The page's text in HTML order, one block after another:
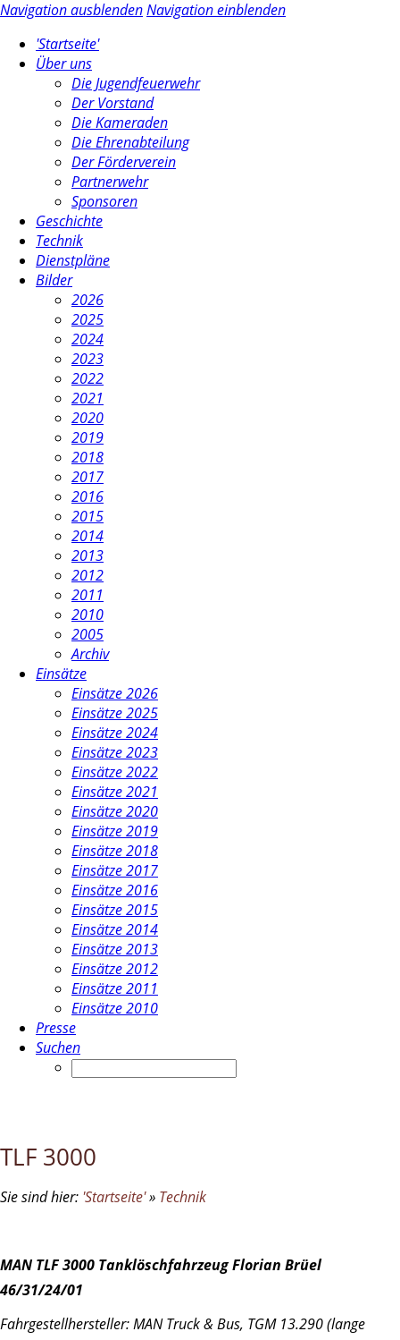
Navigation ausblendenNavigation einblenden
'Startseite'
Über uns
Die Jugendfeuerwehr
Der Vorstand
Die Kameraden
Die Ehrenabteilung
Der Förderverein
Partnerwehr
Sponsoren
Geschichte
Technik
Dienstpläne
Bilder
2026
2025
2024
2023
2022
2021
2020
2019
2018
2017
2016
2015
2014
2013
2012
2011
2010
2005
Archiv
Einsätze
Einsätze 2026
Einsätze 2025
Einsätze 2024
Einsätze 2023
Einsätze 2022
Einsätze 2021
Einsätze 2020
Einsätze 2019
Einsätze 2018
Einsätze 2017
Einsätze 2016
Einsätze 2015
Einsätze 2014
Einsätze 2013
Einsätze 2012
Einsätze 2011
Einsätze 2010
Presse
Suchen
TLF 3000
Sie sind hier: 'Startseite'» Technik
MAN TLF 3000 Tanklöschfahrzeug Florian Brüel
46/31/24/01
Fahrgestellhersteller: MAN Truck & Bus, TGM 13.290 (lange